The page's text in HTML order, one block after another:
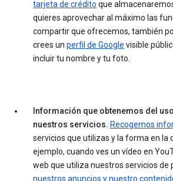
tarjeta de crédito que
quieres aprovechar al máximo las
compartir que ofrecemos, también
crees un perfil de Google visible
incluir tu nombre y tu foto.
Información que obtenemos del
nuestros servicios. Recogemos
servicios que utilizas y la forma en la
ejemplo, cuando ves un vídeo en
web que utiliza nuestros servicios de
nuestros anuncios y nuestro